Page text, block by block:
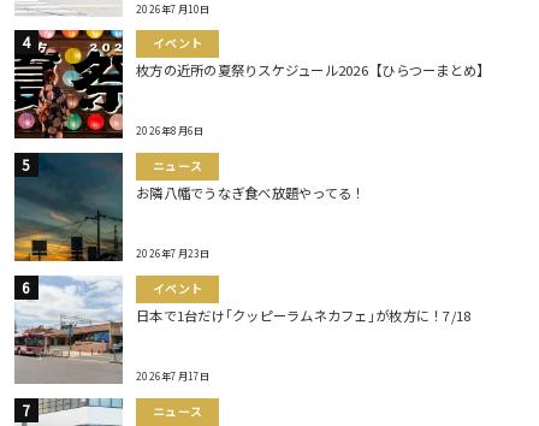
2026年7月10日
イベント
枚方の近所の夏祭りスケジュール2026【ひらつーまとめ】
2026年8月6日
ニュース
お隣八幡でうなぎ食べ放題やってる！
2026年7月23日
イベント
日本で1台だけ｢クッピーラムネカフェ｣が枚方に！7/18
2026年7月17日
ニュース